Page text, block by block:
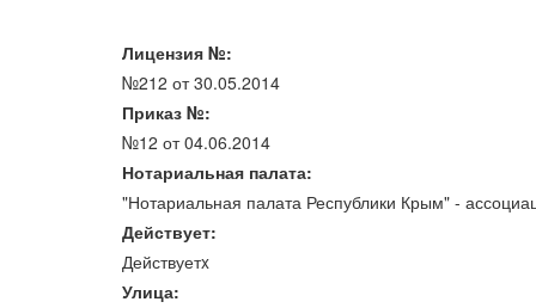
Лицензия №:
№212 от 30.05.2014
Приказ №:
№12 от 04.06.2014
Нотариальная палата:
"Нотариальная палата Республики Крым" -
Действует:
Действуетx
Улица: